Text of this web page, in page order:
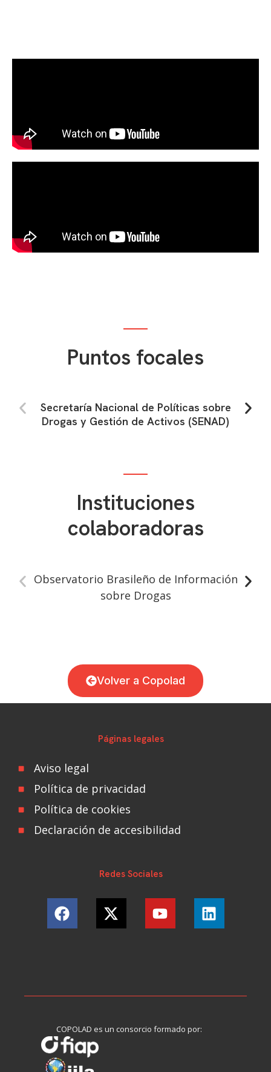
Puntos focales
Secretaría Nacional de Políticas sobre
Drogas y Gestión de Activos (SENAD)
Instituciones
colaboradoras
Observatorio Brasileño de Información
sobre Drogas
Volver a Copolad
Páginas legales
Aviso legal
Política de privacidad
Política de cookies
Declaración de accesibilidad
Redes Sociales
COPOLAD es un consorcio formado por: